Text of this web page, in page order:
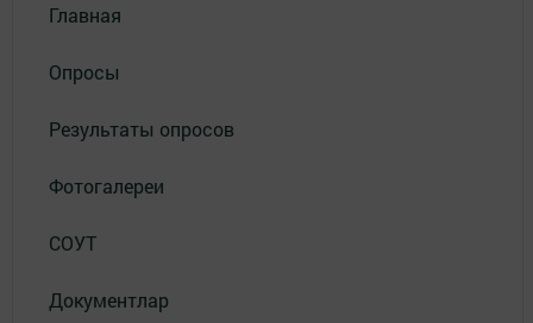
Главная
Опросы
Результаты опросов
Фотогалереи
СОУТ
Документлар